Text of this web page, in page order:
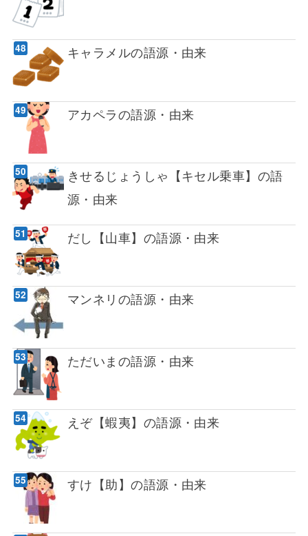
キャラメルの語源・由来
アカペラの語源・由来
きせるじょうしゃ【キセル乗車】の語
源・由来
だし【山車】の語源・由来
マンネリの語源・由来
ただいまの語源・由来
えぞ【蝦夷】の語源・由来
すけ【助】の語源・由来